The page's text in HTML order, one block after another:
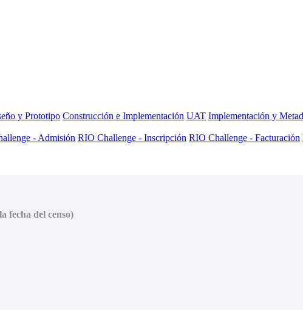
y Prototipo Construcción e Implementación UAT Implementación y
- Admisión RIO Challenge - Inscripción RIO Challenge - Facturación
fecha del censo)